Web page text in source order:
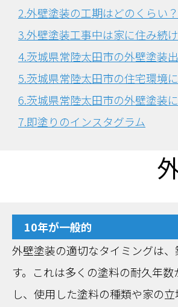
2.外壁塗装の工期はどのくらい？
3.外壁塗装工事中は家に住み続
4.茨城県常陸太田市の外壁塗装
5.茨城県常陸太田市の住宅環境
6.茨城県常陸太田市の外壁塗装
7.即塗りのインスタグラム
10年が一般的
外壁塗装の適切なタイミングは
す。これは多くの塗料の耐久年
し、使用した塗料の種類や家の